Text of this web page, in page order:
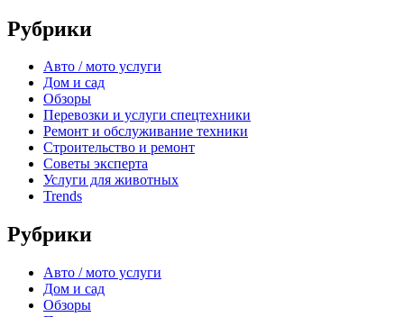
Рубрики
Авто / мото услуги
Дом и сад
Обзоры
Перевозки и услуги спецтехники
Ремонт и обслуживание техники
Строительство и ремонт
Советы эксперта
Услуги для животных
Trends
Рубрики
Авто / мото услуги
Дом и сад
Обзоры